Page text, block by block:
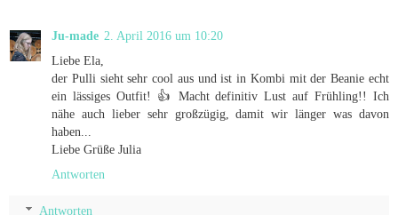
Ju-made 2. April 2016 um 10:20
Liebe Ela,
der Pulli sieht sehr cool aus und ist in Kombi mit der Beanie echt
ein lässiges Outfit! 👍 Macht definitiv Lust auf Frühling!! Ich
nähe auch lieber sehr großzügig, damit wir länger was davon
haben...
Liebe Grüße Julia
Antworten
Antworten